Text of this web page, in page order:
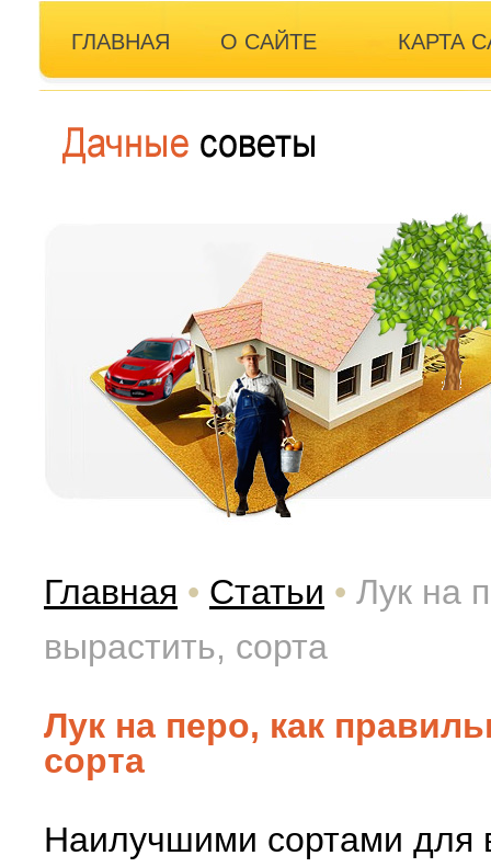
ГЛАВНАЯ О САЙТЕ КАРТА
Главная • Статьи • Лук на
вырастить, сорта
Лук на перо, как
сорта
Наилучшими сортами для